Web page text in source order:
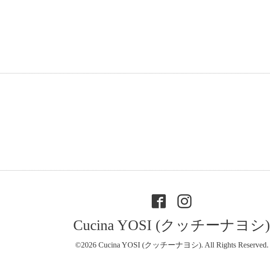
Cucina YOSI (クッチーナヨシ)
©2026 Cucina YOSI (クッチーナヨシ). All Rights Reserved.